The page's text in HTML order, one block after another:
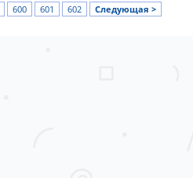
600 601 602 Следующая >